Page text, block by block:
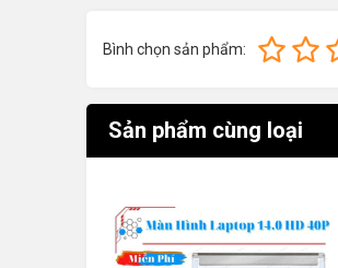
sản
Những vật liệu bạn cần có:
✔ Nước cất: bạn mua ở các
Bình chọn sản phẩm:
Sản phẩm cùng loại